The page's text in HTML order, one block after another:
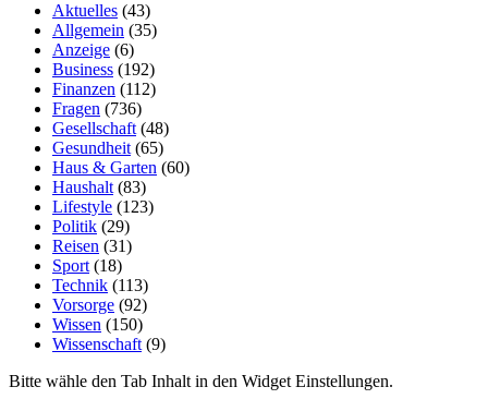
Aktuelles (43)
Allgemein (35)
Anzeige (6)
Business (192)
Finanzen (112)
Fragen (736)
Gesellschaft (48)
Gesundheit (65)
Haus & Garten (60)
Haushalt (83)
Lifestyle (123)
Politik (29)
Reisen (31)
Sport (18)
Technik (113)
Vorsorge (92)
Wissen (150)
Wissenschaft (9)
Bitte wähle den Tab Inhalt in den Widget Einstellungen.